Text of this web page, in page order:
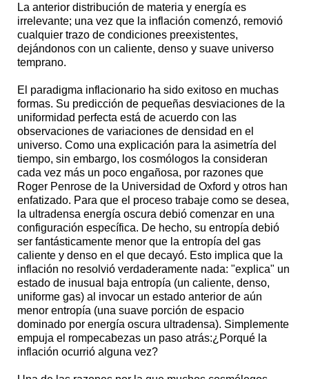
La anterior distribución de materia y energía es
irrelevante; una vez que la inflación comenzó, removió
cualquier trazo de condiciones preexistentes,
dejándonos con un caliente, denso y suave universo
temprano.
El paradigma inflacionario ha sido exitoso en muchas
formas. Su predicción de pequeñas desviaciones de la
uniformidad perfecta está de acuerdo con las
observaciones de variaciones de densidad en el
universo. Como una explicación para la asimetría del
tiempo, sin embargo, los cosmólogos la consideran
cada vez más un poco engañosa, por razones que
Roger Penrose de la Universidad de Oxford y otros han
enfatizado. Para que el proceso trabaje como se desea,
la ultradensa energía oscura debió comenzar en una
configuración específica. De hecho, su entropía debió
ser fantásticamente menor que la entropía del gas
caliente y denso en el que decayó. Esto implica que la
inflación no resolvió verdaderamente nada: "explica" un
estado de inusual baja entropía (un caliente, denso,
uniforme gas) al invocar un estado anterior de aún
menor entropía (una suave porción de espacio
dominado por energía oscura ultradensa). Simplemente
empuja el rompecabezas un paso atrás:¿Porqué la
inflación ocurrió alguna vez?